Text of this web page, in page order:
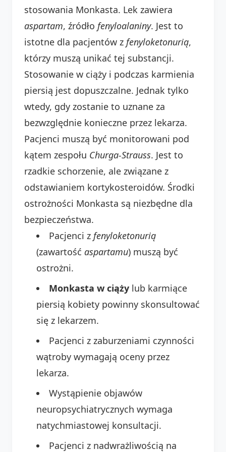
stosowania Monkasta. Lek zawiera
aspartam, źródło fenyloalaniny. Jest to
istotne dla pacjentów z fenyloketonurią,
którzy muszą unikać tej substancji.
Stosowanie w ciąży i podczas karmienia
piersią jest dopuszczalne. Jednak tylko
wtedy, gdy zostanie to uznane za
bezwzględnie konieczne przez lekarza.
Pacjenci muszą być monitorowani pod
kątem zespołu Churga-Strauss. Jest to
rzadkie schorzenie, ale związane z
odstawianiem kortykosteroidów. Środki
ostrożności Monkasta są niezbędne dla
bezpieczeństwa.
Pacjenci z fenyloketonurią
(zawartość aspartamu) muszą być
ostrożni.
Monkasta w ciąży lub karmiące
piersią kobiety powinny skonsultować
się z lekarzem.
Pacjenci z zaburzeniami czynności
wątroby wymagają oceny przez
lekarza.
Wystąpienie objawów
neuropsychiatrycznych wymaga
natychmiastowej konsultacji.
Pacjenci z nadwrażliwością na